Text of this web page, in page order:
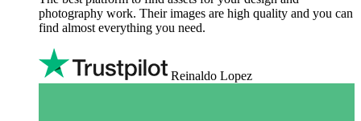
photography work. Their images are high quality and you can
find almost everything you need.
Reinaldo Lopez